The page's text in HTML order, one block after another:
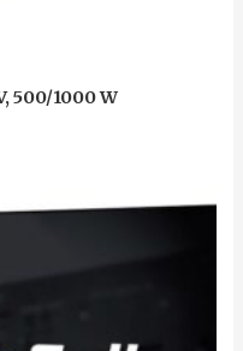
500/1000 W